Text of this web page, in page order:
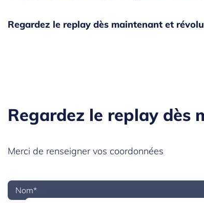
Regardez le replay dès maintenant et
Regardez le replay dès
Merci de renseigner vos coordonnées